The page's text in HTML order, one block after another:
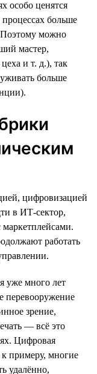
особо ценятся
процессах больше
можно
мастер,
и т. д.), так
больше
цифровизацией
в ИТ-сектор,
работать
уже много лет
перевооружение
зрение,
— всё это
Цифровая
к примеру, многие
удалённо,